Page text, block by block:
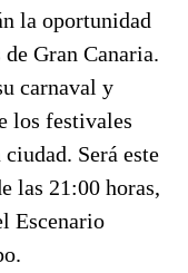
la oportunidad
Gran Canaria.
carnaval y
los festivales
Será este
las 21:00 horas,
Escenario